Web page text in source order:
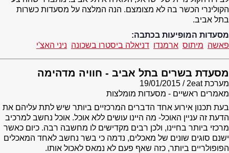
הקולינרי הכשר בה לא מצומצם. הנה המלצה על מסעדות כשרות
בתל אביב.
מסעדות המופיעות בכתבה:
פאשה מיתוס ארמנדו דניאלה ביסטרו בשכונה ניני האצ'י
מסעדת בשרים בתל אביב - חוויה מדהימה
מערכת 2eat
19/01/2015
מאמרים ראשיים - מסעדות מומלצות
בעת תכנון אירוע אחד הדברים המרכזיים ביותר שיש לתת עליהם את
הדעת זה עניין האוכל- מה היינו עושים ללא אוכל. אוכל נחשב למרכיב
מרכזי ביותר בחיינו, ולכן רבים מקדישים לו מחשבה רבה. כיום כאשר
ישנם סוגים שונים של מאכלים, נדמה כי בשר נחשב לאחד המאכלים
הפופולריים ביותר, כזה שאף פעם לא נמאס לאכול אותו.